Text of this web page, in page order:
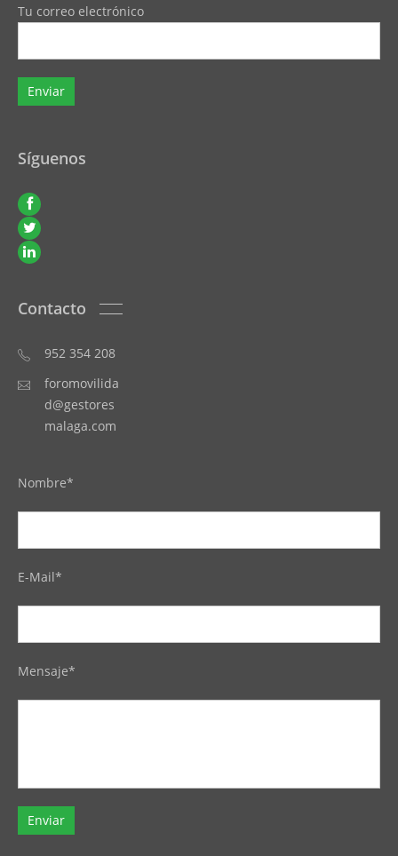
Tu correo electrónico
Síguenos
Contacto
952 354 208
foromovilida
d@gestores
malaga.com
Nombre*
E-Mail*
Mensaje*